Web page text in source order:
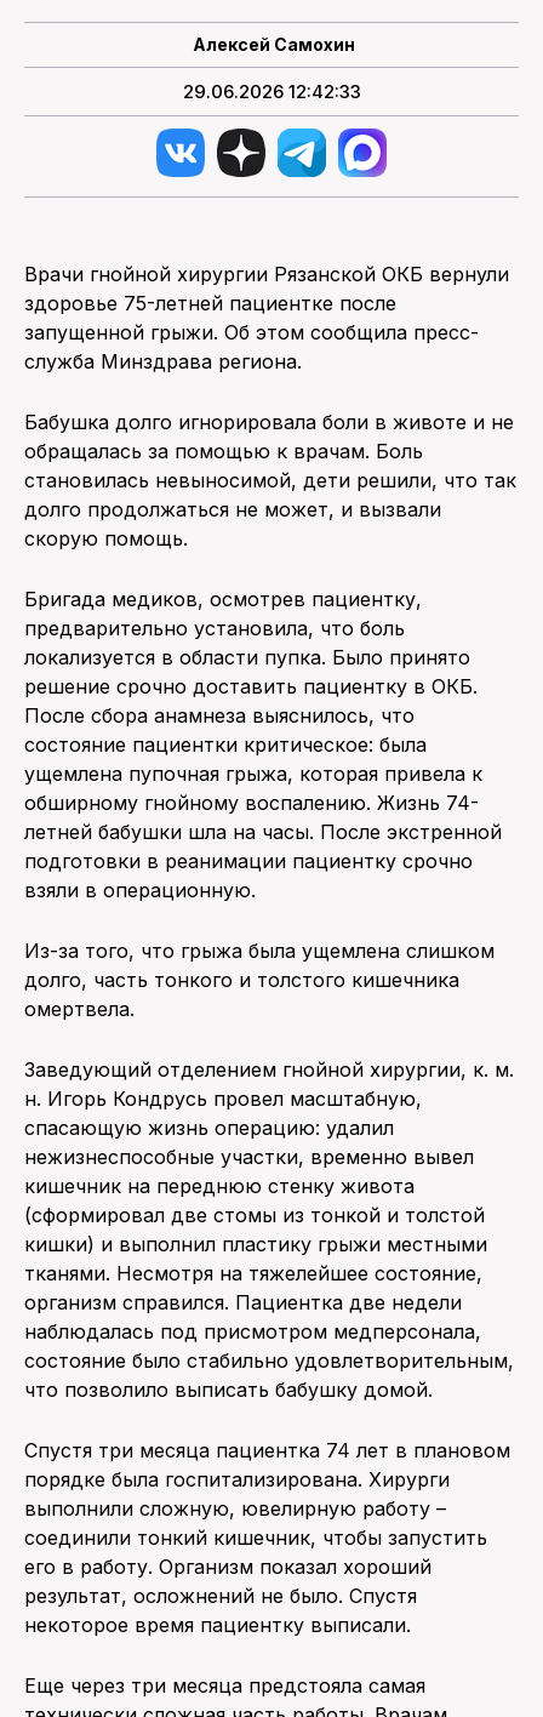
Алексей Самохин
29.06.2026 12:42:33
Врачи гнойной хирургии Рязанской ОКБ вернули
здоровье 75-летней пациентке после
запущенной грыжи. Об этом сообщила пресс-
служба Минздрава региона.
Бабушка долго игнорировала боли в животе и не
обращалась за помощью к врачам. Боль
становилась невыносимой, дети решили, что так
долго продолжаться не может, и вызвали
скорую помощь.
Бригада медиков, осмотрев пациентку,
предварительно установила, что боль
локализуется в области пупка. Было принято
решение срочно доставить пациентку в ОКБ.
После сбора анамнеза выяснилось, что
состояние пациентки критическое: была
ущемлена пупочная грыжа, которая привела к
обширному гнойному воспалению. Жизнь 74-
летней бабушки шла на часы. После экстренной
подготовки в реанимации пациентку срочно
взяли в операционную.
Из-за того, что грыжа была ущемлена слишком
долго, часть тонкого и толстого кишечника
омертвела.
Заведующий отделением гнойной хирургии, к. м.
н. Игорь Кондрусь провел масштабную,
спасающую жизнь операцию: удалил
нежизнеспособные участки, временно вывел
кишечник на переднюю стенку живота
(сформировал две стомы из тонкой и толстой
кишки) и выполнил пластику грыжи местными
тканями. Несмотря на тяжелейшее состояние,
организм справился. Пациентка две недели
наблюдалась под присмотром медперсонала,
состояние было стабильно удовлетворительным,
что позволило выписать бабушку домой.
Спустя три месяца пациентка 74 лет в плановом
порядке была госпитализирована. Хирурги
выполнили сложную, ювелирную работу –
соединили тонкий кишечник, чтобы запустить
его в работу. Организм показал хороший
результат, осложнений не было. Спустя
некоторое время пациентку выписали.
Еще через три месяца предстояла самая